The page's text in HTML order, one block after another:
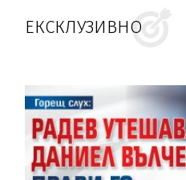
ЕКСКЛУЗИВНО